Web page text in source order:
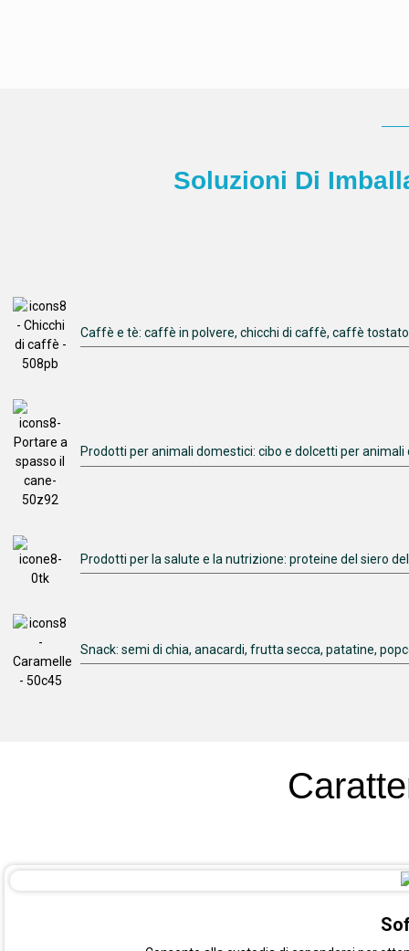
Soluzioni Di
Caffè e tè: caffè in polvere, chicchi di caffè, caffè
Prodotti per animali domestici: cibo e dolcetti per
Prodotti per la salute e la nutrizione: proteine ​​del siero
Snack: semi di chia, anacardi, frutta secca, patatine,